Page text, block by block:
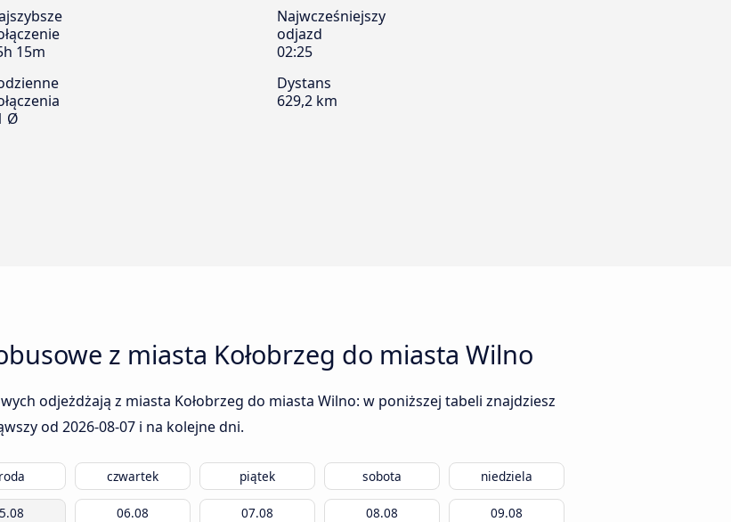
15m
Najwcześniejszy
odjazd
02:25
Ø
Dystans
629,2 km
z miasta Kołobrzeg do miasta Wilno
odjeżdżają z miasta Kołobrzeg do miasta Wilno: w poniższej tabeli znajdziesz
od 2026-08-07 i na kolejne dni.
czwartek piątek sobota niedziela
06.08 07.08 08.08 09.08